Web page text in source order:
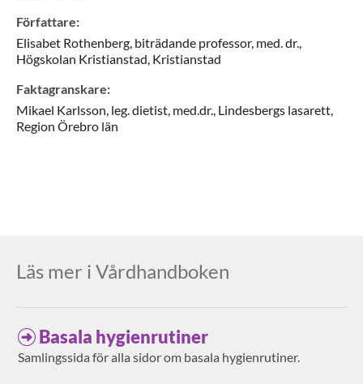
Författare:
Elisabet Rothenberg, biträdande professor, med. dr.,
Högskolan Kristianstad, Kristianstad
Faktagranskare:
Mikael Karlsson, leg. dietist, med.dr., Lindesbergs lasarett,
Region Örebro län
Läs mer i Vårdhandboken
Basala hygienrutiner
Samlingssida för alla sidor om basala hygienrutiner.